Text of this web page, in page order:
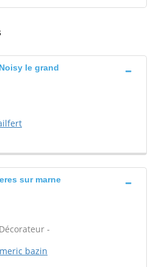
le grand
sur marne
-
bazin